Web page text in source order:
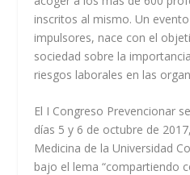
inscritos al mismo. Un
impulsores, nace con el
sociedad sobre la
riesgos laborales en las
El I Congreso Prevencionar
días 5 y 6 de octubre de
Medicina de la Universidad
bajo el lema “compartiendo